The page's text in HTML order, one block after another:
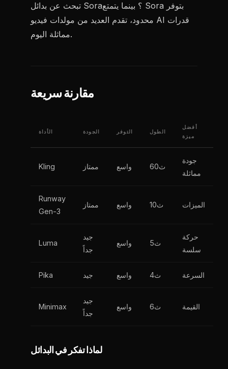
تبحث عن بدائل Sora؟ بينما يتمتع Sora بتوفر
محدود، تقدم العديد من مولدات فيديو AI قدرات
مماثلة اليوم.
مقارنة سريعة
الأداة الجودة التوفر الطول
أفضل
ميزة
Kling ممتاز واسع 60ث
جودة
مماثلة
Runway
Gen-3
ممتاز واسع 10ث الميزات
Luma
جيد
جداً
واسع 5ث
حركة
سلسة
Pika جيد واسع 4ث السرعة
Minimax
جيد
جداً
واسع 6ث القيمة
لماذا تفكر في البدائل